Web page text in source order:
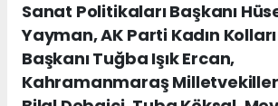
Sanat Politikaları Başkanı
Yayman, AK Parti Kadın
Başkanı Tuğba Işık Ercan,
Kahramanmaraş